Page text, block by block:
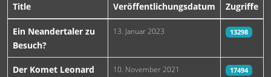
Beiträge
Title Veröffentlichungsdatum Zugriffe
Ein Neandertaler zu
Besuch?
13. Januar 2023 13298
Der Komet Leonard
10. November 2021 17494